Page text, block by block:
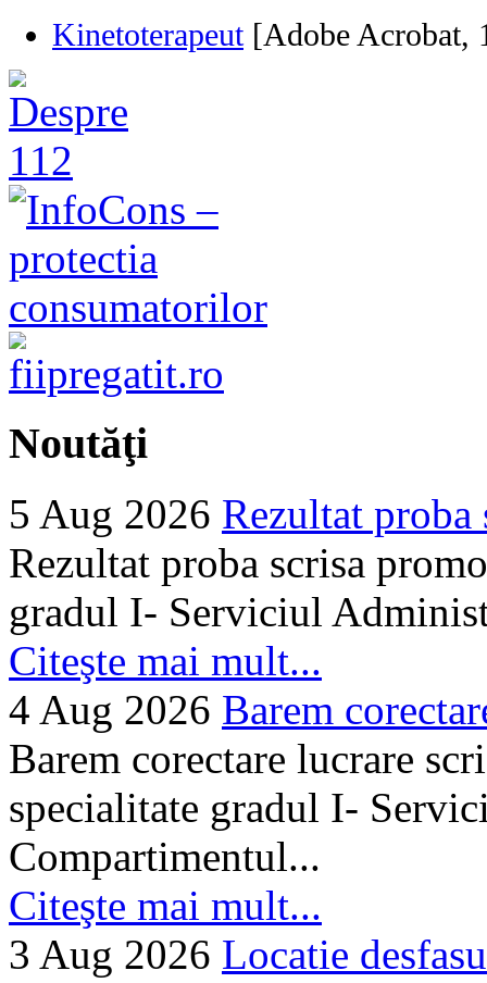
Kinetoterapeut[Adobe Acrobat,
Noutăţi
5 Aug 2026 Rezultat proba
Rezultat proba scrisa
gradul I- Serviciul
Citeşte mai mult...
4 Aug 2026 Barem
Barem corectare lucrare
specialitate gradul I-
Compartimentul...
Citeşte mai mult...
3 Aug 2026 Locatie